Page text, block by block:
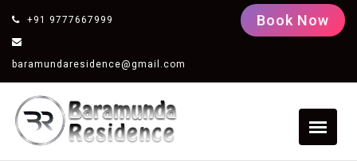
+91 9777667999
baramundaresidence@gmail.com
Book Now